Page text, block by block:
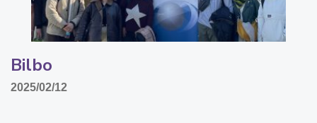
Bilbo
2025/02/12